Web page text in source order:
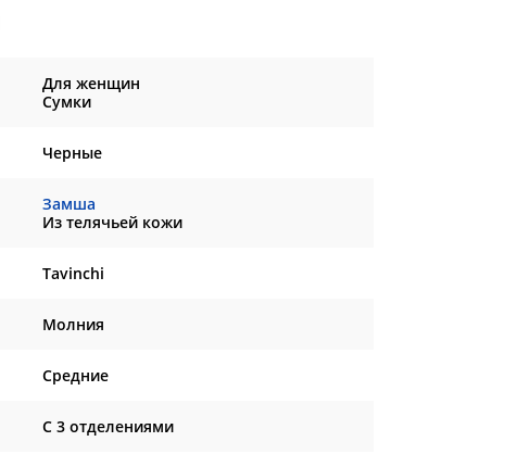
Для женщин
Сумки
Черные
Замша
Из телячьей кожи
Tavinchi
Молния
Средние
С 3 отделениями